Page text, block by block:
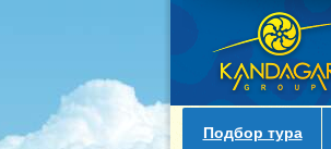
Подбор тура